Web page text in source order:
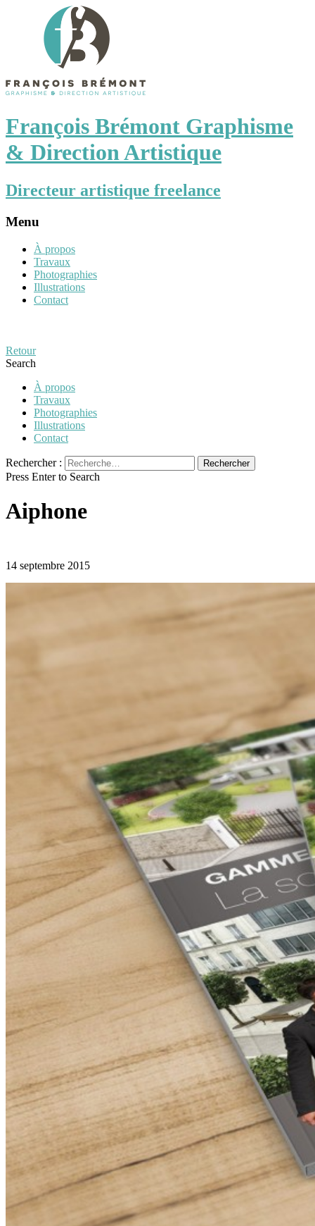
François Brémont Graphisme
& Direction Artistique
Directeur artistique freelance
Menu
À propos
Travaux
Photographies
Illustrations
Contact
Retour
Search
À propos
Travaux
Photographies
Illustrations
Contact
Rechercher :
Press Enter to Search
Aiphone
14 septembre 2015